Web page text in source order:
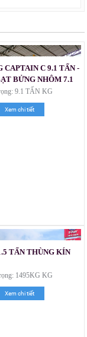
CAPTAIN C 9.1 TẤN -
BỬNG NHÔM 7.1
MÉT
9.1 TẤN KG
Xem chi tiết
TẤN THÙNG KÍN
1495KG KG
Xem chi tiết